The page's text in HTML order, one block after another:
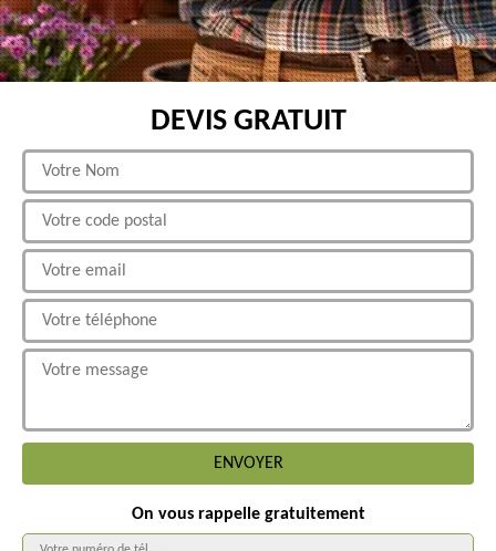
DEVIS GRATUIT
On vous rappelle gratuitement